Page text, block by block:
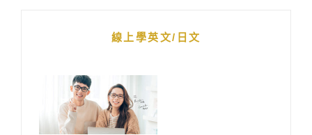
線上學英文/日文